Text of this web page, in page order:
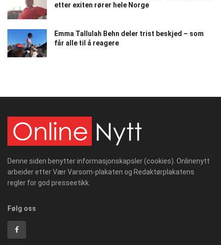
etter exiten rører hele Norge
Emma Tallulah Behn deler trist beskjed – som
får alle til å reagere
Denne siden benytter informasjonskapsler (cookies). Onlinenytt
arbeider etter Vær Varsom-plakaten og Redaktørplakatens
regler for god presseetikk.
Følg oss